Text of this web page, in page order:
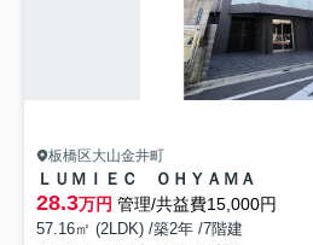
板橋区大山金井町
ＬＵＭＩＥＣ ＯＨＹＡＭＡ
28.3万円 管理/共益費15,000円
57.16㎡ (2LDK) /築2年 /7階建